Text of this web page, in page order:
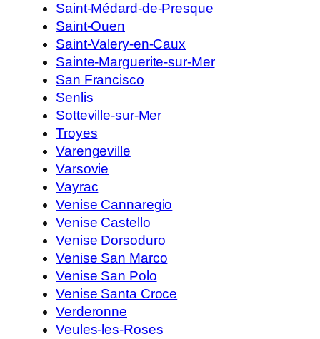
Saint-Médard-de-Presque
Saint-Ouen
Saint-Valery-en-Caux
Sainte-Marguerite-sur-Mer
San Francisco
Senlis
Sotteville-sur-Mer
Troyes
Varengeville
Varsovie
Vayrac
Venise Cannaregio
Venise Castello
Venise Dorsoduro
Venise San Marco
Venise San Polo
Venise Santa Croce
Verderonne
Veules-les-Roses